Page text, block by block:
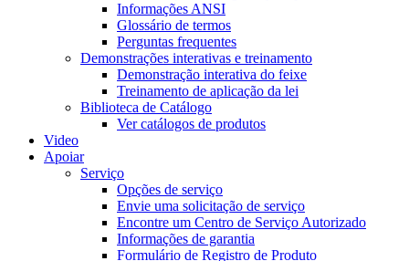
Informações ANSI
Glossário de termos
Perguntas frequentes
Demonstrações interativas e treinamento
Demonstração interativa do feixe
Treinamento de aplicação da lei
Biblioteca de Catálogo
Ver catálogos de produtos
Video
Apoiar
Serviço
Opções de serviço
Envie uma solicitação de serviço
Encontre um Centro de Serviço Autorizado
Informações de garantia
Formulário de Registro de Produto